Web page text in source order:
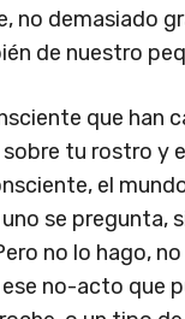
no demasiado
de nuestro
que han
tu rostro y
el
se
no lo hago,
no-acto que